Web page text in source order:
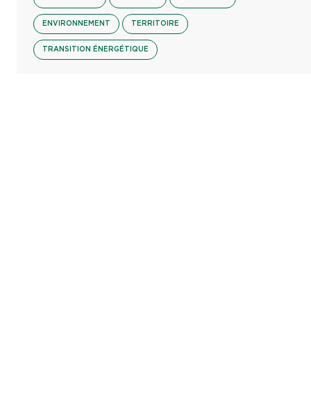
ENVIRONNEMENT TERRITOIRE
TRANSITION ÉNERGÉTIQUE